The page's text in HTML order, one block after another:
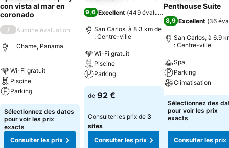
con vista al mar en
coronado
/ Aucune évaluation
Chame, Panama
Wi-Fi gratuit
Piscine
Parking
Sélectionnez des dates
pour voir les prix
exacts
Consulter les prix
9,6 Excellent (449 évaluations
San Carlos, à 8.3 km de
: Centre-ville
Wi-Fi gratuit
Piscine
Parking
de 92 €
Consulter les prix de 3
sites
Consulter les prix
Penthouse Suite
8,9 Excellent (36
San Carlos, à 6.9
: Centre-ville
Spa
Parking
Climatisation
Sélectionnez des
pour voir les prix
exacts
Consulter les prix